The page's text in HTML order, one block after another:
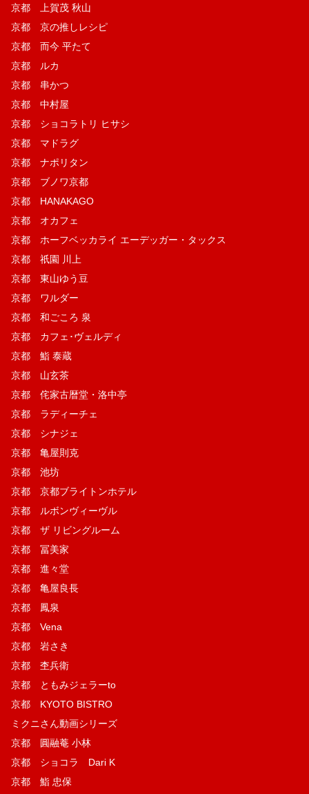
京都 上賀茂 秋山
京都 京の推しレシピ
京都 而今 平たて
京都 ルカ
京都 串かつ
京都 中村屋
京都 ショコラトリ ヒサシ
京都 マドラグ
京都 ナポリタン
京都 ブノワ京都
京都 HANAKAGO
京都 オカフェ
京都 ホーフベッカライ エーデッガー・タックス
京都 祇園 川上
京都 東山ゆう豆
京都 ワルダー
京都 和ごころ 泉
京都 カフェ･ヴェルディ
京都 鮨 泰蔵
京都 山玄茶
京都 侘家古暦堂・洛中亭
京都 ラディーチェ
京都 シナジェ
京都 亀屋則克
京都 池坊
京都 京都ブライトンホテル
京都 ルボンヴィーヴル
京都 ザ リビングルーム
京都 冨美家
京都 進々堂
京都 亀屋良長
京都 鳳泉
京都 Vena
京都 岩さき
京都 杢兵衛
京都 ともみジェラーto
京都 KYOTO BISTRO
ミクニさん動画シリーズ
京都 圓融菴 小林
京都 ショコラ Dari K
京都 鮨 忠保